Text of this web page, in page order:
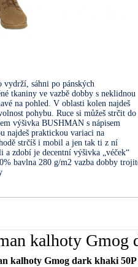
vydrží, sáhni po pánských
tkaniny ve vazbě dobby s neklidnou
na pohled. V oblasti kolen najdeš
pohybu. Ruce si můžeš strčit do
výšivka BUSHMAN s nápisem
najdeš praktickou variaci na
strčíš i mobil a jen tak ti z ní
a zdobí je decentní výšivka „véček“
bavlna 280 g/m2 vazba dobby
kalhoty Gmog
kalhoty Gmog dark khaki 50P